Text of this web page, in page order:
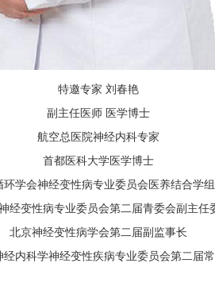
特邀专家 刘春艳
副主任医师 医学博士
航空总医院神经内科专家
首都医科大学医学博士
环学会神经变性病专业委员会医养结合学
经变性病专业委员会第二届青委会副主任
北京神经变性病学会第二届副监事长
经内科学神经变性疾病专业委员会第二届